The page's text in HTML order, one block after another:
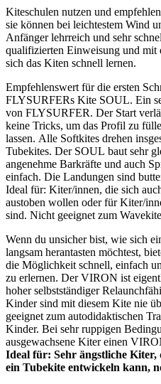
Kiteschulen nutzen und
sie können bei leichtestem Wind
Anfänger lehrreich und sehr
qualifizierten Einweisung und mit
sich das Kiten schnell lernen.
Empfehlenswert für die ersten
FLYSURFERs Kite SOUL. Ein
von FLYSURFER. Der Start
keine Tricks, um das Profil zu
lassen. Alle Softkites drehen
Tubekites. Der SOUL baut sehr
angenehme Barkräfte und auch
einfach. Die Landungen sind
Ideal für: Kiter/innen, die sich
austoben wollen oder für Kiter/
sind. Nicht geeignet zum
Wenn du unsicher bist, wie sich
langsam herantasten möchtest,
die Möglichkeit schnell, einfach
zu erlernen. Der VIRON ist
hoher selbstständiger
Kinder sind mit diesem Kite nie
geeignet zum autodidaktischen
Kinder. Bei sehr ruppigen
ausgewachsene Kiter einen
Ideal für: Sehr ängstliche Kiter,
ein Tubekite entwickeln kann,